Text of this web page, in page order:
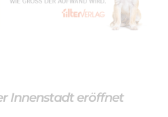
Innenstadt eröffnet